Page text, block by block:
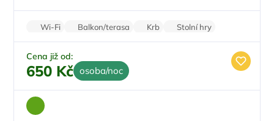
Wi-Fi Balkon/terasa Krb
Stolní hry
Parkování zdarma
Cena již od:
650 Kč osoba/noc